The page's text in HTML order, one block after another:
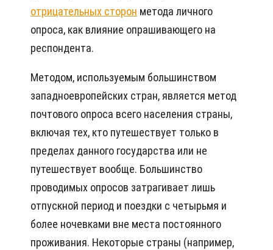
отрицательных сторон метода личного
опроса, как влияние опрашивающего на
респондента.
Методом, используемым большинством
западноевропейских стран, является метод
почтового опроса всего населения страны,
включая тех, кто путешествует только в
пределах данного государства или не
путешествует вообще. Большинство
проводимых опросов затрагивает лишь
отпускной период и поездки с четырьмя и
более ночевками вне места постоянного
проживания. Некоторые страны (например,